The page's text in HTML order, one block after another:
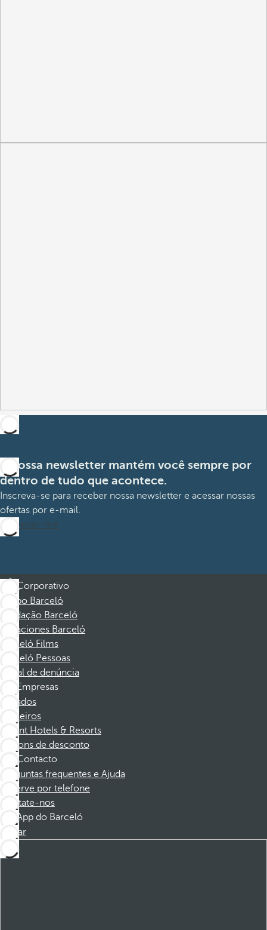
A nossa newsletter mantém você sempre por
dentro de tudo que acontece.
Inscreva-se para receber nossa newsletter e acessar nossas
ofertas por e-mail.
Inscrever-me
Corporativo
Grupo Barceló
Fundação Barceló
Vacaciones Barceló
Barceló Films
Barceló Pessoas
Canal de denúncia
Empresas
Afiliados
Parceiros
Dorint Hotels & Resorts
Cupons de desconto
Contacto
Perguntas frequentes e Ajuda
Reserve por telefone
Contate-nos
App do Barceló
Baixar